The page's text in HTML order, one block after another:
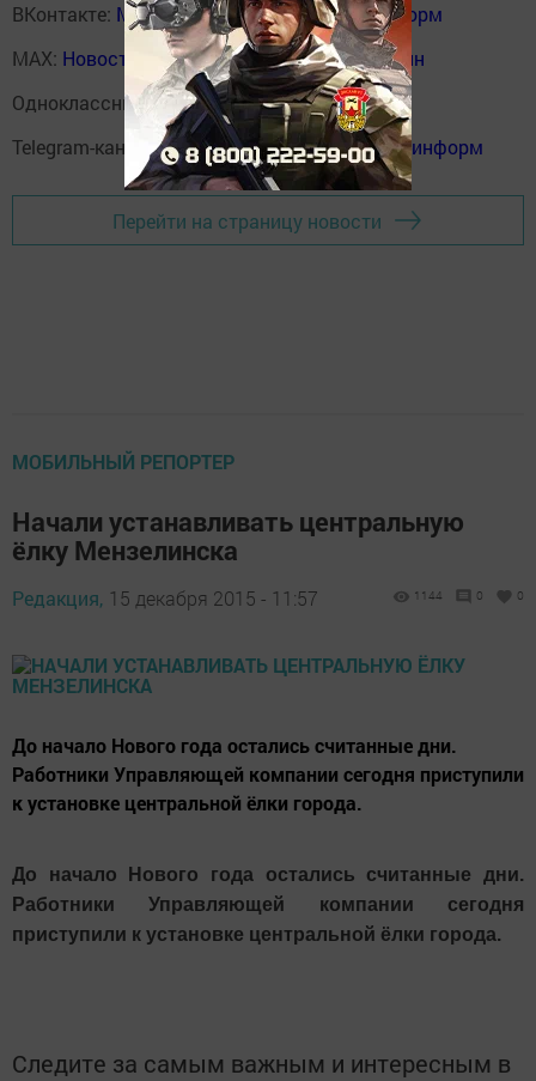
ВКонтакте: Мензелинск news - Мензеля-информ
MAX: Новости Мензелинска - Мензеля онлайн
Одноклассники:ok.ru/menzelinsk
Telegram-канал:Мензелинск news - Мензеля-информ
Перейти на страницу новости
МОБИЛЬНЫЙ РЕПОРТЕР
Начали устанавливать центральную
ёлку Мензелинска
Редакция, 15 декабря 2015 - 11:57 1144 0 0
До начало Нового года остались считанные дни.
Работники Управляющей компании сегодня приступили
к установке центральной ёлки города.
До начало Нового года остались считанные дни.
Работники Управляющей компании сегодня
приступили к установке центральной ёлки города.
Следите за самым важным и интересным в